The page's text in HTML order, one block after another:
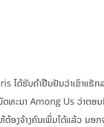
ໄດ້ຮັບຄຳຢືນຢັນວ່າເຂົາແຮັກ
ທະນາ Among Us ວ່າຕອ
ຕ້ອງຈ້າງຄົນເພິ່ມໄດ້ແລ້ວ ນ